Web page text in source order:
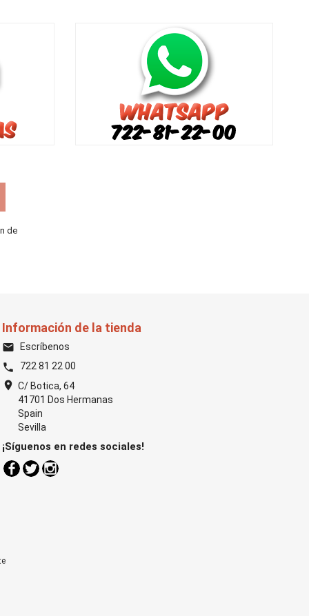
de
Información de la tienda
email Escríbenos
phone 722 81 22 00
location_on C/ Botica, 64
41701 Dos Hermanas
Spain
Sevilla
¡Síguenos en redes sociales!
Facebook
TwitterInstagram